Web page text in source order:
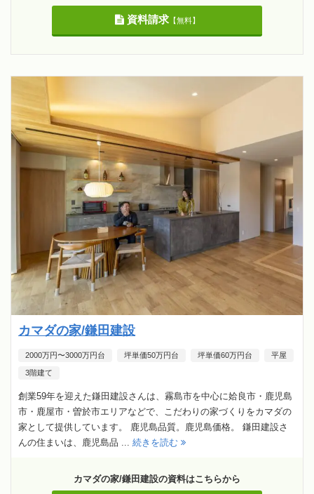
資料請求【無料】
カマダの家/鎌田建設
2000万円〜3000万円台 坪単価50万円台 坪単価60万円台 平屋
3階建て
創業59年を迎えた鎌田建設さんは、霧島市を中心に姶良市・鹿児島
市・鹿屋市・曽於市エリアなどで、こだわりの家づくりをカマダの
家として提供しています。 鹿児島品質。鹿児島価格。 鎌田建設さ
んの住まいは、鹿児島品 ... 続きを読む
カマダの家/鎌田建設の資料はこちらから